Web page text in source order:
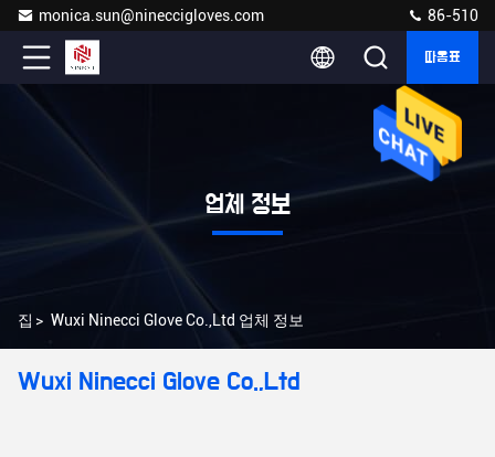
monica.sun@nineccigloves.com 86-510
따옴표
업체 정보
집 > Wuxi Ninecci Glove Co.,Ltd 업체 정보
Wuxi Ninecci Glove Co.,Ltd